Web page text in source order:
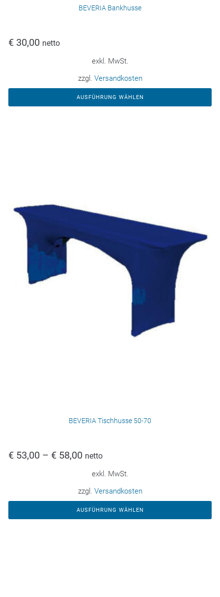
BEVERIA Bankhusse
€ 30,00 netto
exkl. MwSt.
zzgl. Versandkosten
AUSFÜHRUNG WÄHLEN
BEVERIA Tischhusse 50-70
€ 53,00 – € 58,00 netto
exkl. MwSt.
zzgl. Versandkosten
AUSFÜHRUNG WÄHLEN